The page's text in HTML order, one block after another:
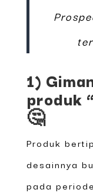
1)
produk
🤔
Produk
desainnya
pada